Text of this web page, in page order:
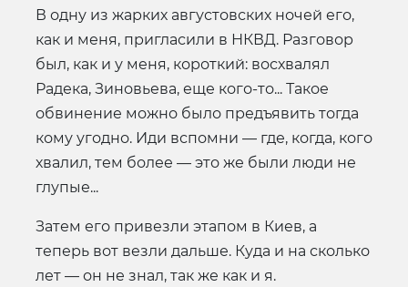
В одну из жарких августовских ночей его,
как и меня, пригласили в НКВД. Разговор
был, как и у меня, короткий: восхвалял
Радека, Зиновьева, еще кого-то... Такое
обвинение можно было предъявить тогда
кому угодно. Иди вспомни — где, когда, кого
хвалил, тем более — это же были люди не
глупые...
Затем его привезли этапом в Киев, а
теперь вот везли дальше. Куда и на сколько
лет — он не знал, так же как и я.